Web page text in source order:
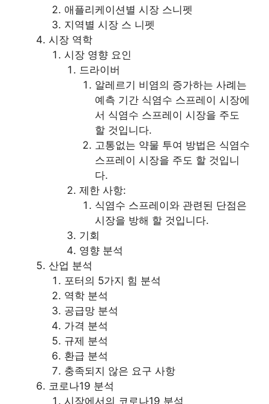
애플리케이션별 시장 스니펫
지역별 시장 스 니펫
시장 역학
시장 영향 요인
드라이버
알레르기 비염의 증가하는 사례는
예측 기간 식염수 스프레이 시장에
서 식염수 스프레이 시장을 주도
할 것입니다.
고통없는 약물 투여 방법은 식염수
스프레이 시장을 주도 할 것입니
다.
제한 사항:
식염수 스프레이와 관련된 단점은
시장을 방해 할 것입니다.
기회
영향 분석
산업 분석
포터의 5가지 힘 분석
역학 분석
공급망 분석
가격 분석
규제 분석
환급 분석
충족되지 않은 요구 사항
코로나19 분석
시장에서의 코로나19 분석